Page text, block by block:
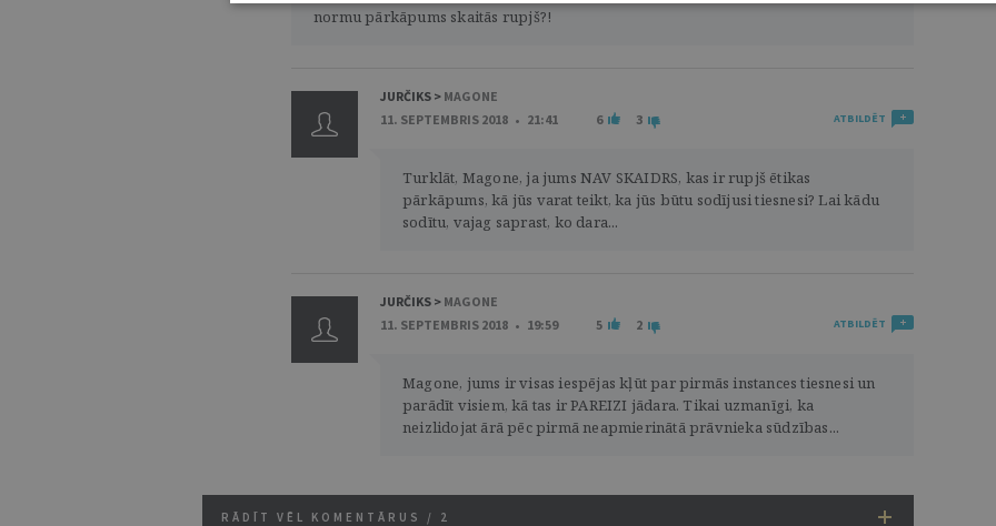
normu pārkāpums skaitās rupjš?!
JURČIKS > MAGONE
11. SEPTEMBRIS 2018 • 21:41
6 3 ATBILDĒT
Turklāt, Magone, ja jums NAV SKAIDRS, kas ir rupjš ētikas
pārkāpums, kā jūs varat teikt, ka jūs būtu sodījusi tiesnesi? Lai kādu
sodītu, vajag saprast, ko dara...
JURČIKS > MAGONE
11. SEPTEMBRIS 2018 • 19:59
5 2 ATBILDĒT
Magone, jums ir visas iespējas kļūt par pirmās instances tiesnesi un
parādīt visiem, kā tas ir PAREIZI jādara. Tikai uzmanīgi, ka
neizlidojat ārā pēc pirmā neapmierinātā prāvnieka sūdzības...
RĀDĪT VĒL KOMENTĀRUS / 2